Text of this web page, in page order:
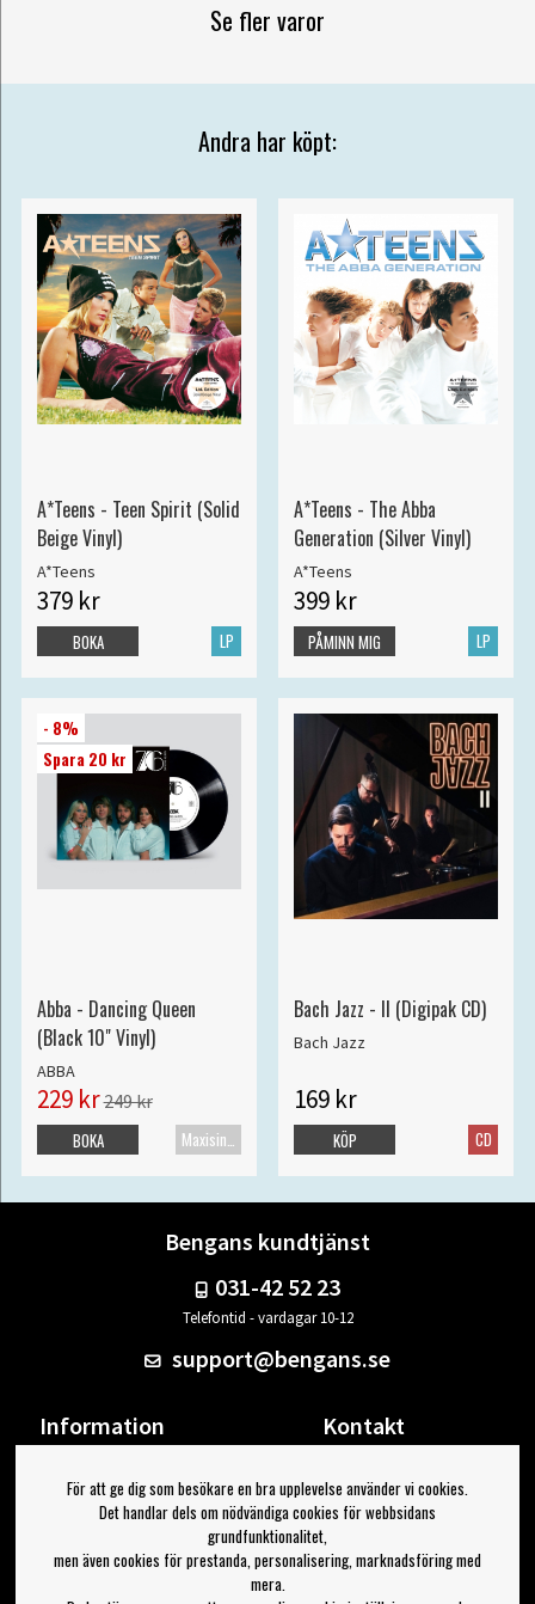
Se fler varor
Andra har köpt:
A*Teens - Teen Spirit (Solid
Beige Vinyl)
A*Teens
379 kr
LP
BOKA
A*Teens - The Abba
Generation (Silver Vinyl)
A*Teens
399 kr
LP
PÅMINN MIG
- 8%
Spara 20 kr
Abba - Dancing Queen
(Black 10" Vinyl)
ABBA
229 kr249 kr
Maxisingel
BOKA
Bach Jazz - II (Digipak CD)
Bach Jazz
169 kr
CD
KÖP
Bengans kundtjänst
031-42 52 23
Telefontid - vardagar 10-12
support@bengans.se
Information
Om Bengans
FAQ / Köp- & Leveransvillkor
Kontakt
Din sida
Logga ut
Jag vill ha tips från Bengans
För att ge dig som besökare en bra upplevelse använder vi cookies.
Det handlar dels om nödvändiga cookies för webbsidans
grundfunktionalitet,
men även cookies för prestanda, personalisering, marknadsföring med
mera.